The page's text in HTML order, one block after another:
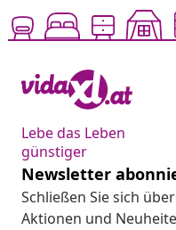
Lebe das Leben
günstiger
Newsletter
Schließen Sie sich
Aktionen und